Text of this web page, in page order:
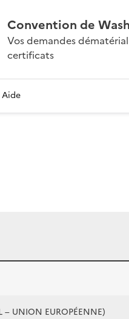
Convention de
Vos demandes
certificats
Aide
– UNION EUROPÉENNE)